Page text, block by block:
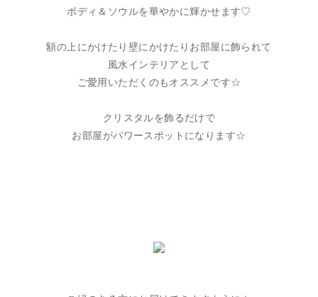
ボディ＆ソウルを華やかに輝かせます♡
額の上にかけたり壁にかけたりお部屋に飾られて
風水インテリアとして
ご愛用いただくのもオススメです☆
クリスタルを飾るだけで
お部屋がパワースポットになります☆